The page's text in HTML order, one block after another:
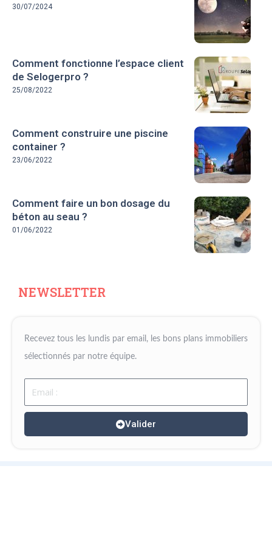
30/07/2024
Comment fonctionne l’espace client
de Selogerpro ?
25/08/2022
Comment construire une piscine
container ?
23/06/2022
Comment faire un bon dosage du
béton au seau ?
01/06/2022
NEWSLETTER
Recevez tous les lundis par email, les bons plans immobiliers
sélectionnés par notre équipe.
Email
Valider